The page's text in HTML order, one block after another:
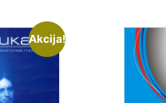
Akcija!